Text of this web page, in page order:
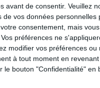
avant de consentir. Veuillez
de vos données personnelles
consentement, mais
préférences ne
modifier vos préférences ou
à tout moment en
le bouton "Confidentialité" en
cm
nos